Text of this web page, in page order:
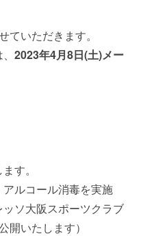
ていただきます。
2023年4月8日(土)メー
す。
アルコール消毒を実施
ッソ大阪スポーツクラブ
開いたします）